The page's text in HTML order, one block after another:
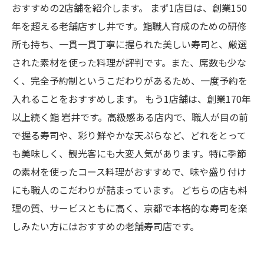
おすすめの2店舗を紹介します。 まず1店目は、創業150
年を超える老舗店すし井です。鮨職人育成のための研修
所も持ち、一貫一貫丁寧に握られた美しい寿司と、厳選
された素材を使った料理が評判です。また、席数も少な
く、完全予約制というこだわりがあるため、一度予約を
入れることをおすすめします。 もう1店舗は、創業170年
以上続く鮨 岩井です。高級感ある店内で、職人が目の前
で握る寿司や、彩り鮮やかな天ぷらなど、どれをとって
も美味しく、観光客にも大変人気があります。特に季節
の素材を使ったコース料理がおすすめで、味や盛り付け
にも職人のこだわりが詰まっています。 どちらの店も料
理の質、サービスともに高く、京都で本格的な寿司を楽
しみたい方にはおすすめの老舗寿司店です。